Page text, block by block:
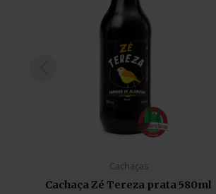
Cachaças
Cachaça Zé Tereza prata 580ml